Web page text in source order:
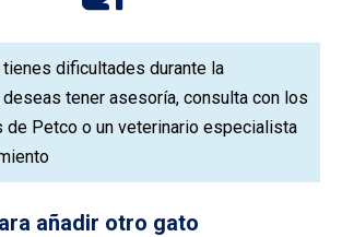
dificultades durante la
tener asesoría, consulta con los
de Petco o un veterinario especialista
añadir otro gato